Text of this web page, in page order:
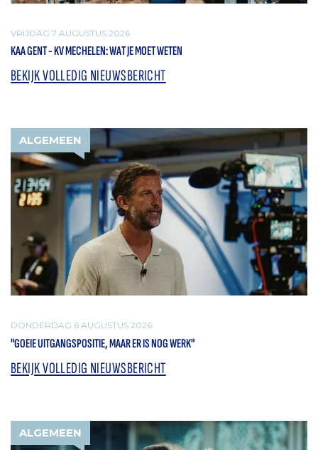
VRIJDAG 7 AUGUSTUS 2026
KAA GENT - KV MECHELEN: WAT JE MOET WETEN
BEKIJK VOLLEDIG NIEUWSBERICHT
ALGEMEEN
DONDERDAG 6 AUGUSTUS 2026
"GOEIE UITGANGSPOSITIE, MAAR ER IS NOG WERK"
BEKIJK VOLLEDIG NIEUWSBERICHT
ALGEMEEN